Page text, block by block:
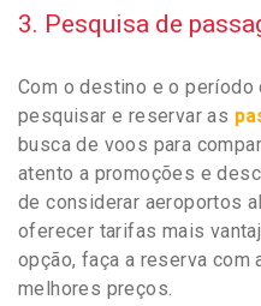
3. Pesquisa de
Com o destino e o período
pesquisar e reservar as
busca de voos para
atento a promoções e
de considerar aeroportos
oferecer tarifas mais
opção, faça a reserva com
melhores preços.